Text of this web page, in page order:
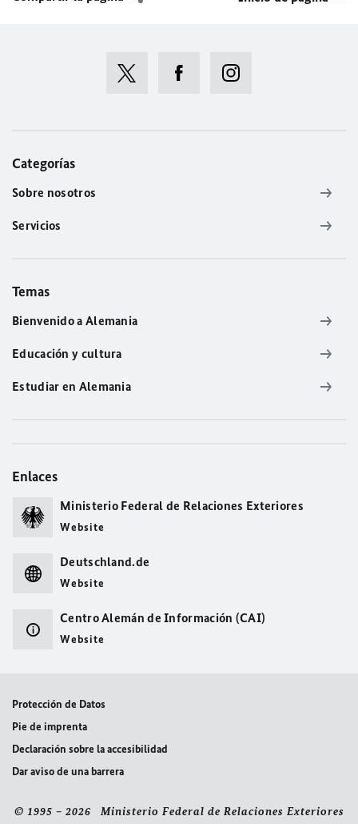
Categorías
Sobre nosotros
Servicios
Temas
Bienvenido a Alemania
Educación y cultura
Estudiar en Alemania
Enlaces
Ministerio Federal de Relaciones Exteriores
Website
Deutschland.de
Website
Centro Alemán de Información (CAI)
Website
Protección de Datos
Pie de imprenta
Declaración sobre la accesibilidad
Dar aviso de una barrera
© 1995 – 2026 Ministerio Federal de Relaciones Exteriores